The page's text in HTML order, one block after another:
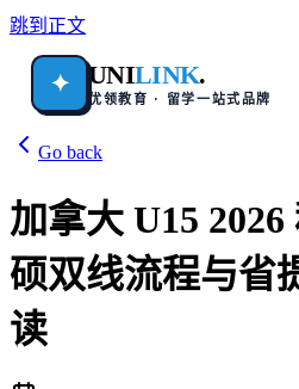
跳到正文
✦ UNILINK.
优领教育 · 留学一站式品牌
Go back
加拿大 U15
硕双线流程与省
读